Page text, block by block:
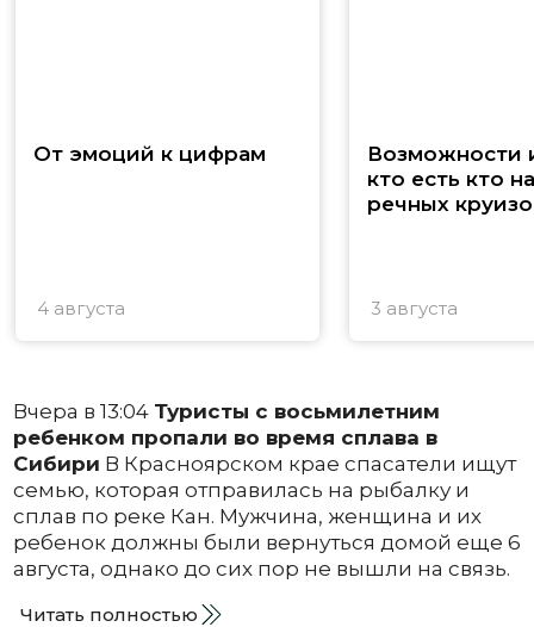
От эмоций к цифрам
4 августа
Возможности
кто есть кто
речных
3 августа
Вчера в 13:04 Туристы с восьмилетним
ребенком пропали во время сплава в
Сибири В Красноярском крае спасатели ищут
семью, которая отправилась на рыбалку и
сплав по реке Кан. Мужчина, женщина и их
ребенок должны были вернуться домой еще 6
августа, однако до сих пор не вышли на связь.
Читать полностью